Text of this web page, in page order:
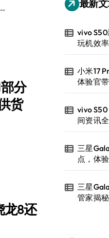
分
货
龙8还
最新
vivo S50
玩机效率
小米17
体验官
vivo
间资讯
三星
点，体
三星
管家揭